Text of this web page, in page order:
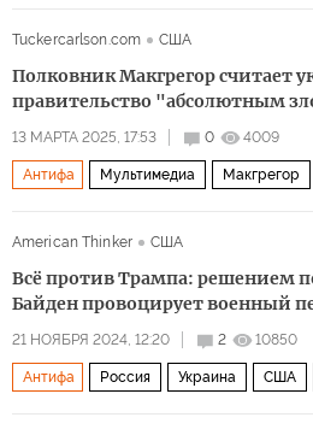
Tuckercarlson.com
США
Полковник Макгрегор считает
правительство "абсолютным
13 МАРТА 2025, 17:53 0 4009
Антифа Мультимедиа Макгрегор
American Thinker
США
Всё против Трампа: решением
Байден провоцирует военный
21 НОЯБРЯ 2024, 12:20 2 10850
Антифа Россия Украина США